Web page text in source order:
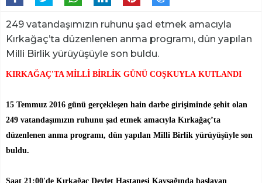
249 vatandaşımızın ruhunu şad etmek amacıyla
Kırkağaç’ta düzenlenen anma programı, dün yapılan
Milli Birlik yürüyüşüyle son buldu.
KIRKAĞAÇ'TA MİLLİ BİRLİK GÜNÜ COŞKUYLA KUTLANDI
15 Temmuz 2016 günü gerçekleşen hain darbe girişiminde şehit olan
249 vatandaşımızın ruhunu şad etmek amacıyla Kırkağaç’ta
düzenlenen anma programı, dün yapılan Milli Birlik yürüyüşüyle son
buldu.
Saat 21:00'de Kırkağaç Devlet Hastanesi Kavşağında başlayan